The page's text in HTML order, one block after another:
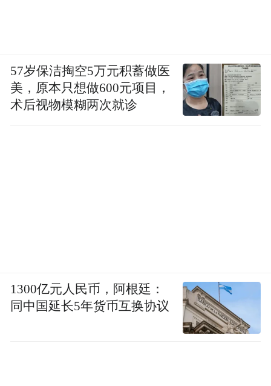
57岁保洁掏空5万元积蓄做医
美，原本只想做600元项目，
术后视物模糊两次就诊
1300亿元人民币，阿根廷：
同中国延长5年货币互换协议